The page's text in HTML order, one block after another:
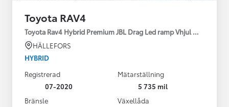
Toyota RAV4
Toyota Rav4 Hybrid Premium JBL Drag Led ramp Vhjul motorv
HÄLLEFORS
HYBRID
Registrerad
07-2020
Mätarställning
5 735 mil
Bränsle
Växellåda